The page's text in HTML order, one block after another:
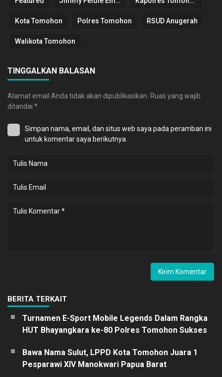
Kota Tomohon Polres Tomohon RSUD Anugerah
Walikota Tomohon
TINGGALKAN BALASAN
Alamat email Anda tidak akan dipublikasikan. Ruas yang wajib
ditandai *
Simpan nama, email, dan situs web saya pada peramban ini
untuk komentar saya berikutnya.
BERITA TERKAIT
Turnamen E-Sport Mobile Legends Dalam Rangka
HUT Bhayangkara ke-80 Polres Tomohon Sukses
Bawa Nama Sulut, LPPD Kota Tomohon Juara 1
Pesparawi XIV Manokwari Papua Barat